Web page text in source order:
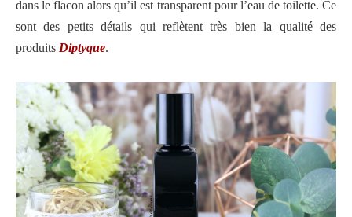
dans le flacon alors qu’il est transparent pour l’eau de toilette. Ce
sont des petits détails qui reflètent très bien la qualité des
produits Diptyque.